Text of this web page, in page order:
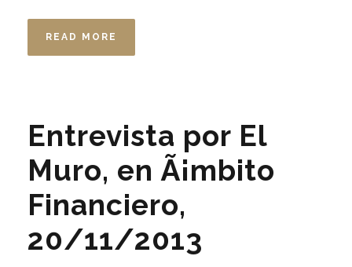
READ MORE
Entrevista por El
Muro, en Ã¡mbito
Financiero,
20/11/2013